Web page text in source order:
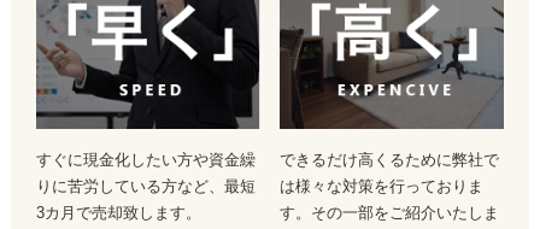
すぐに現金化したい方や資金繰
りに苦労している方など、最短
3カ月で売却致します。
できるだけ高くるために弊社で
は様々な対策を行っておりま
す。その一部をご紹介いたしま